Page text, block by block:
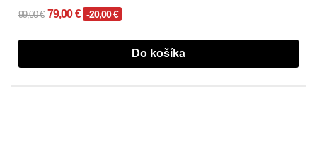
99,00 € 79,00 € -20,00 €
Do košíka